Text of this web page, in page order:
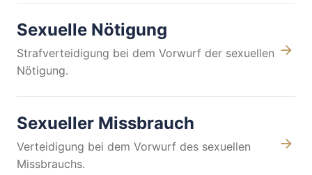
Sexuelle Nötigung
Strafverteidigung bei dem Vorwurf der sexuellen
Nötigung.
Sexueller Missbrauch
Verteidigung bei dem Vorwurf des sexuellen
Missbrauchs.